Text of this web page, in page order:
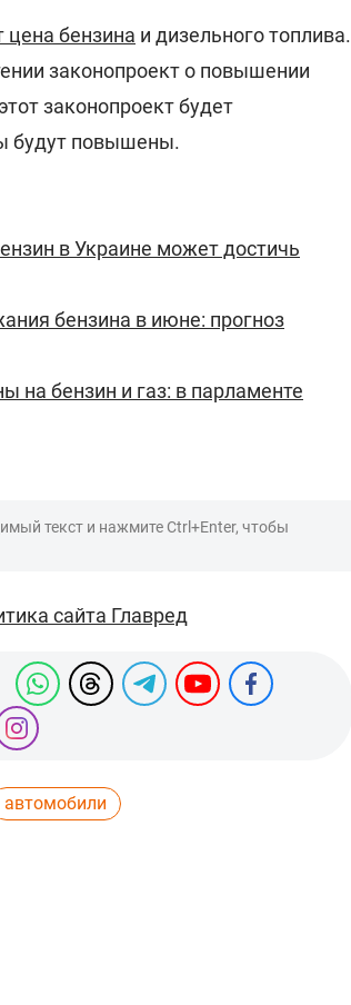
цена бензина и дизельного топлива.
законопроект о повышении
законопроект будет
будут повышены.
в Украине может достичь
бензина в июне: прогноз
на бензин и газ: в парламенте
текст и нажмите Ctrl+Enter, чтобы
сайта Главред
автомобили